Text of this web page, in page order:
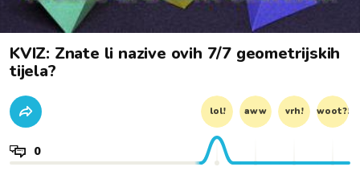
KVIZ: Znate li nazive ovih 7/7 geometrijskih
tijela?
lol! aww vrh! woot?!
0